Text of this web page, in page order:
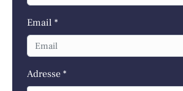
Email *
Adresse *